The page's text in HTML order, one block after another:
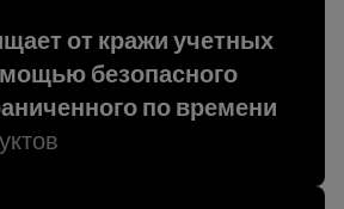
от кражи учетных
безопасного
по времени